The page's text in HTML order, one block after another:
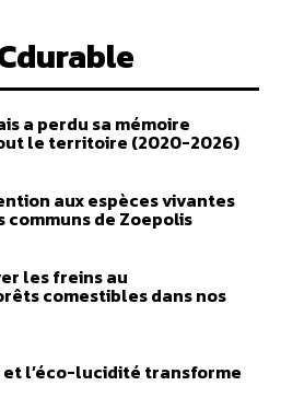
a perdu sa mémoire
le territoire (2020-2026)
aux espèces vivantes
communs de Zoepolis
les freins au
comestibles dans nos
et l’éco-lucidité transforme